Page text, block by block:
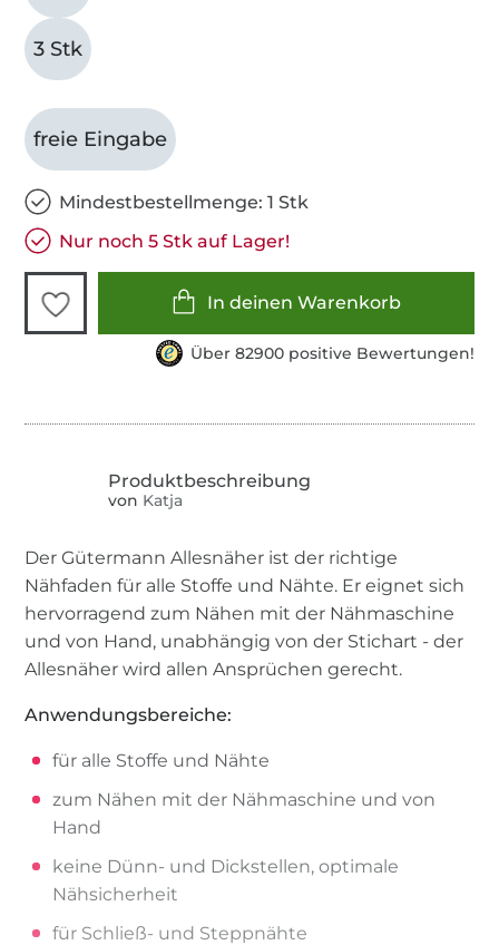
3 Stk
freie Eingabe
Mindestbestellmenge: 1 Stk
Nur noch 5 Stk auf Lager!
In deinen Warenkorb
Über 82900 positive Bewertungen!
von Katja
Der Gütermann Allesnäher ist der richtige
Nähfaden für alle Stoffe und Nähte. Er eignet sich
hervorragend zum Nähen mit der Nähmaschine
und von Hand, unabhängig von der Stichart - der
Allesnäher wird allen Ansprüchen gerecht.
Anwendungsbereiche:
für alle Stoffe und Nähte
zum Nähen mit der Nähmaschine und von
Hand
keine Dünn- und Dickstellen, optimale
Nähsicherheit
für Schließ- und Steppnähte